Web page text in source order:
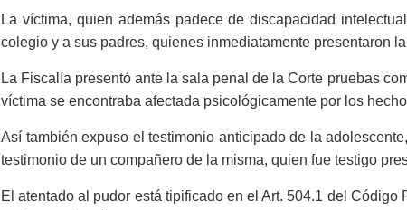
La víctima, quien además padece de discapacidad
colegio y a sus padres, quienes inmediatamente presentaron
La Fiscalía presentó ante la sala penal de la Corte pruebas
víctima se encontraba afectada psicológicamente por los
Así también expuso el testimonio anticipado de la
testimonio de un compañero de la misma, quien fue testigo
El atentado al pudor está tipificado en el Art. 504.1 del